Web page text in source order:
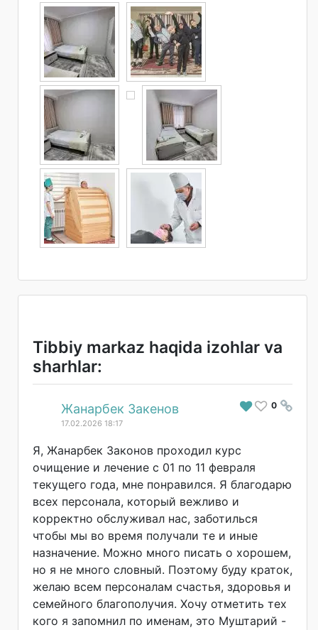
Tibbiy markaz haqida izohlar va
sharhlar:
# 0
Жанарбек Закенов
17.02.2026 18:17
Я, Жанарбек Законов проходил курс
очищение и лечение с 01 по 11 февраля
текущего года, мне понравился. Я благодарю
всех персонала, который вежливо и
корректно обслуживал нас, заботилься
чтобы мы во время получали те и иные
назначение. Можно много писать о хорошем,
но я не много словный. Поэтому буду краток,
желаю всем персоналам счастья, здоровья и
семейного благополучия. Хочу отметить тех
кого я запомнил по именам, это Муштарий -